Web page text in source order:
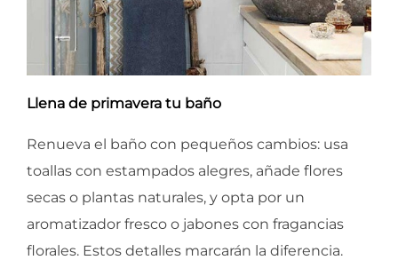
Llena de primavera tu baño
Renueva el baño con pequeños cambios: usa
toallas con estampados alegres, añade flores
secas o plantas naturales, y opta por un
aromatizador fresco o jabones con fragancias
florales. Estos detalles marcarán la diferencia.